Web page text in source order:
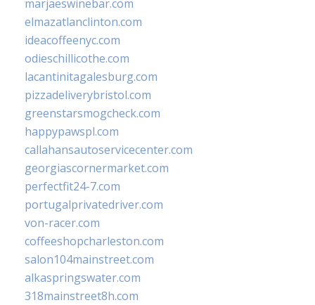
marjaeswinebar.com
elmazatlanclinton.com
ideacoffeenyc.com
odieschillicothe.com
lacantinitagalesburg.com
pizzadeliverybristol.com
greenstarsmogcheck.com
happypawspl.com
callahansautoservicecenter.com
georgiascornermarket.com
perfectfit24-7.com
portugalprivatedriver.com
von-racer.com
coffeeshopcharleston.com
salon104mainstreet.com
alkaspringswater.com
318mainstreet8h.com